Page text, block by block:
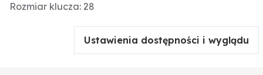
Rozmiar klucza: 28
Ustawienia dostępności i wyglądu